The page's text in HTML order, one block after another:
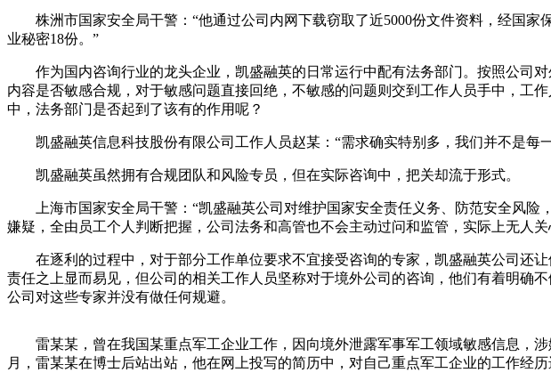
株洲市国家安全局干警：“他通过公司内网下载窃取了近5000份文件资料，经国家
业秘密18份。”
作为国内咨询行业的龙头企业，凯盛融英的日常运行中配有法务部门。按照公司
内容是否敏感合规，对于敏感问题直接回绝，不敏感的问题则交到工作人员手中，工
中，法务部门是否起到了该有的作用呢？
凯盛融英信息科技股份有限公司工作人员赵某：“需求确实特别多，我们并不是每
凯盛融英虽然拥有合规团队和风险专员，但在实际咨询中，把关却流于形式。
上海市国家安全局干警：“凯盛融英公司对维护国家安全责任义务、防范安全风险
嫌疑，全由员工个人判断把握，公司法务和高管也不会主动过问和监管，实际上无人
在逐利的过程中，对于部分工作单位要求不宜接受咨询的专家，凯盛融英公司还让
责任之上显而易见，但公司的相关工作人员坚称对于境外公司的咨询，他们有着明确
公司对这些专家并没有做任何规避。
雷某某，曾在我国某重点军工企业工作，因向境外泄露军事军工领域敏感信息，涉
月，雷某某在博士后站出站，他在网上投写的简历中，对自己重点军工企业的工作经